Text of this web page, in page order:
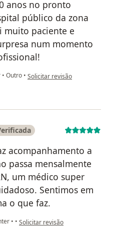
anos no pronto
público da zona
muito paciente e
num momento
• Outro • na opinião do utilizador
Solicitar revisão
acompanhamento a
passa mensalmente
um médico super
Sentimos em
o que faz.
• • na opinião do utilizador Katia
Solicitar revisão